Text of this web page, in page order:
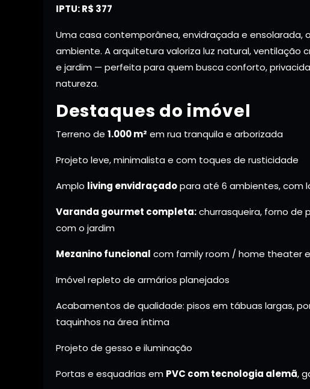
IPTU: R$ 377
Uma casa contemporânea, envidraçada e ensolarada,
ambiente. A arquitetura valoriza luz natural,
e jardim — perfeita para quem busca conforto,
natureza.
Destaques do imóvel
Terreno de 1.000 m² em rua tranquila e arborizada
Projeto leve, minimalista e com toques de rusticidade
Amplo living envidraçadopara até 6 ambientes, com
Varanda gourmet completa:churrasqueira, forno de
com o jardim
Mezanino funcional com family room / home theater
Imóvel repleto de armários planejados
Acabamentos de qualidade: pisos em tábuas largas,
taquinhos na área íntima
Projeto de gesso e iluminação
Portas e esquadrias em PVC com tecnologia alemã,